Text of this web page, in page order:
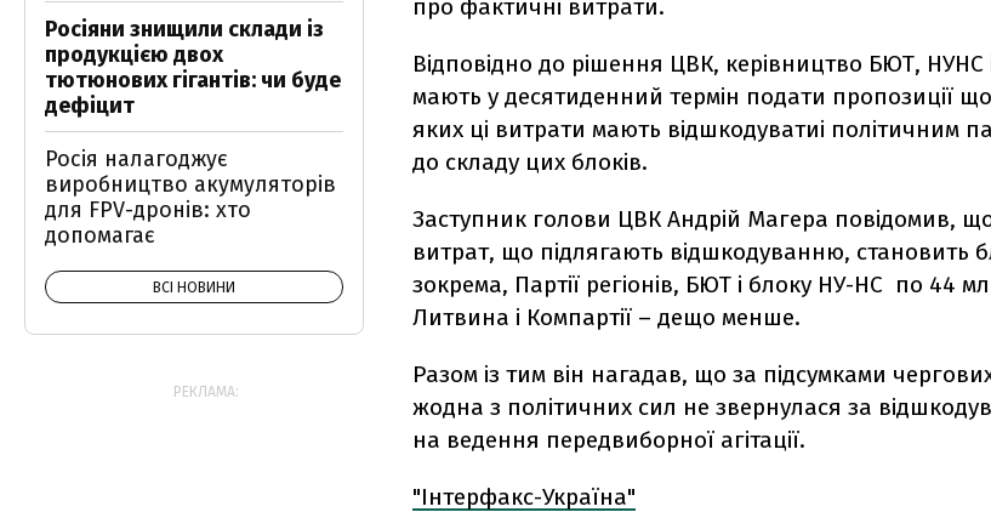
про фактичні витрати.
Відповідно до рішення ЦВК, керівництво БЮТ, НУНС
мають у десятиденний термін подати пропозиції
яких ці витрати мають відшкодуватиі політичним
до складу цих блоків.
Заступник голови ЦВК Андрій Магера повідомив,
витрат, що підлягають відшкодуванню, становить
зокрема, Партії регіонів, БЮТ і блоку НУ-НС по 44
Литвина і Компартії – дещо менше.
Разом із тим він нагадав, що за підсумками
жодна з політичних сил не звернулася за
на ведення передвиборної агітації.
"Інтерфакс-Україна"
Росіяни знищили склади із
продукцією двох
тютюнових гігантів: чи буде
дефіцит
Росія налагоджує
виробництво акумуляторів
для FPV-дронів: хто
допомагає
ВСІ НОВИНИ
РЕКЛАМА: